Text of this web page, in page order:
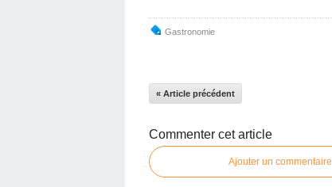
Gastronomie
« Article précédent
Commenter cet article
Ajouter un commentaire